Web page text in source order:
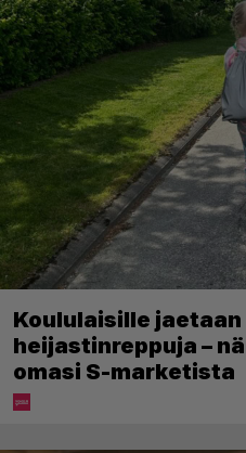
Koululaisille
heijastinreppuja –
omasi S-marketista